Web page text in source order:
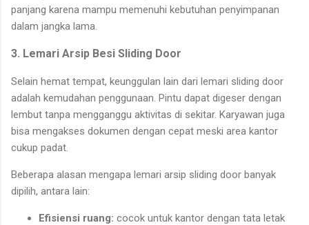
panjang karena mampu memenuhi kebutuhan penyimpanan
dalam jangka lama.
3. Lemari Arsip Besi Sliding Door
Selain hemat tempat, keunggulan lain dari lemari sliding door
adalah kemudahan penggunaan. Pintu dapat digeser dengan
lembut tanpa mengganggu aktivitas di sekitar. Karyawan juga
bisa mengakses dokumen dengan cepat meski area kantor
cukup padat.
Beberapa alasan mengapa lemari arsip sliding door banyak
dipilih, antara lain:
Efisiensi ruang: cocok untuk kantor dengan tata letak